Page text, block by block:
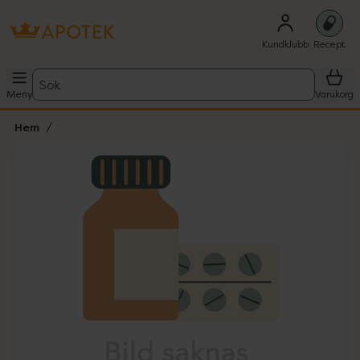
Kundklubb Recept
Meny
Sök
Varukorg
Hem
Lista: . Innehåller 1 objekt.